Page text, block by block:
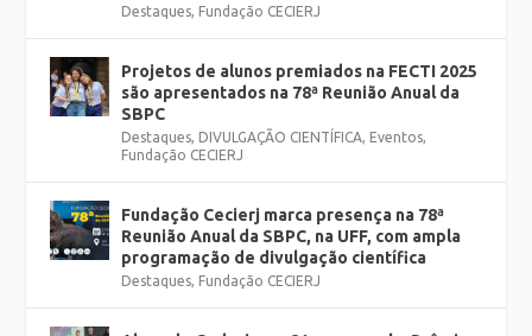
Destaques, Fundação CECIERJ
Projetos de alunos premiados na FECTI 2025
são apresentados na 78ª Reunião Anual da
SBPC
Destaques, DIVULGAÇÃO CIENTÍFICA, Eventos,
Fundação CECIERJ
Fundação Cecierj marca presença na 78ª
Reunião Anual da SBPC, na UFF, com ampla
programação de divulgação científica
Destaques, Fundação CECIERJ